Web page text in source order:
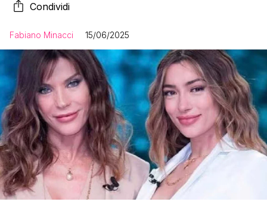
Condividi
Fabiano Minacci 15/06/2025